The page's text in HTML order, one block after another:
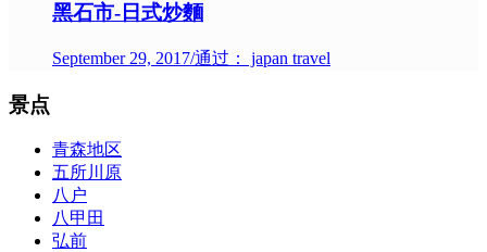
黑石市-日式炒麵
September 29, 2017/通过： japan travel
景点
青森地区
五所川原
八户
八甲田
弘前